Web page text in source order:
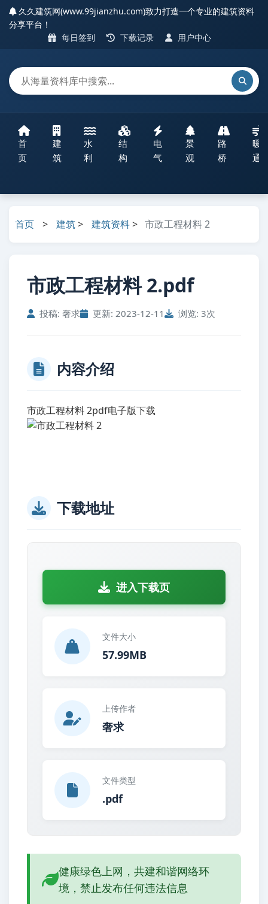
久久建筑网(www.99jianzhu.com)致力打造一个专业的建筑资料
分享平台！
每日签到
下载记录 用户中心
首
页
建
筑
水
利
结
构
电
气
景
观
路
桥
暖
通
首页 > 建筑> 建筑资料> 市政工程材料 2
市政工程材料 2.pdf
投稿: 奢求 更新: 2023-12-11 浏览: 3次
内容介绍
市政工程材料 2pdf电子版下载
下载地址
进入下载页
文件大小
57.99MB
上传作者
奢求
文件类型
.pdf
健康绿色上网，共建和谐网络环
境，禁止发布任何违法信息